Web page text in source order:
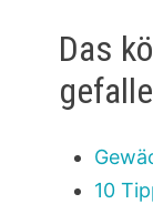
Das
10